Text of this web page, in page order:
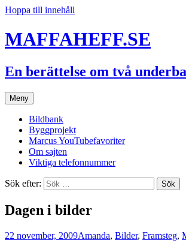
Hoppa till innehåll
MAFFAHEFF.SE
En berättelse om två
Meny
Bildbank
Byggprojekt
Marcus YouTubefavoriter
Om sajten
Viktiga telefonnummer
Sök efter:
Dagen i bilder
22 november, 2009Amanda, Bilder, Framsteg,